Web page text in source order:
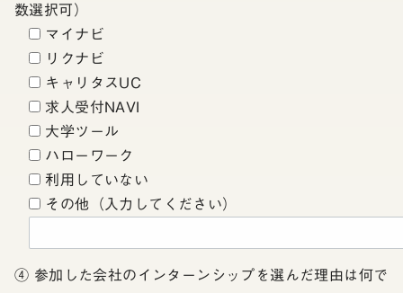
数選択可）
マイナビ
リクナビ
キャリタスUC
求人受付NAVI
大学ツール
ハローワーク
利用していない
その他（入力してください）
④ 参加した会社のインターンシップを選んだ理由は何で